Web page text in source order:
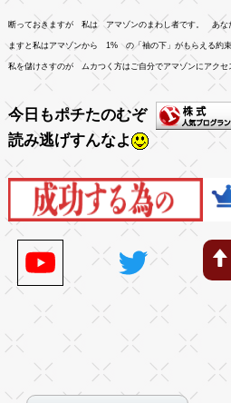
断っておきますが 私は アマゾンのまわし者です。 あな
ますと私はアマゾンから 1% の「袖の下」がもらえる約
私を儲けさすのが ムカつく方はご自分でアマゾンにアクセ
今日もポチたのむぞ
読み逃げすんなよ